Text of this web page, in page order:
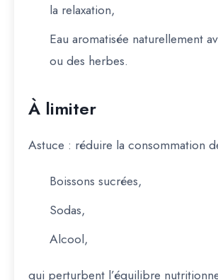
la relaxation,
Eau aromatisée naturellement
ou des herbes.
À limiter
Astuce : réduire la consommation
Boissons sucrées,
Sodas,
Alcool,
qui perturbent l’équilibre